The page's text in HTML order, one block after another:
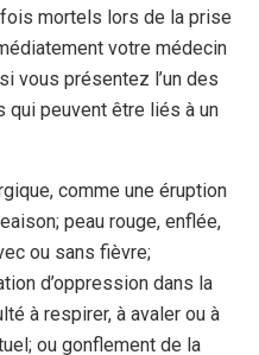
mortels lors de la prise
votre médecin
vous présentez l’un des
peuvent être liés à un
comme une éruption
peau rouge, enflée,
ou sans fièvre;
d’oppression dans la
à respirer, à avaler ou à
ou gonflement de la